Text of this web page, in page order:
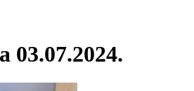
03.07.2024.